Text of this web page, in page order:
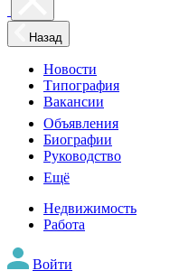
Назад
Новости
Типография
Вакансии
Объявления
Биографии
Руководство
Ещё
Недвижимость
Работа
Войти